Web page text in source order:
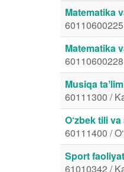
Matematika
Matematika
Musiqa
60111300 /
O‘zbek tili
60111400 /
Sport
61010342 /